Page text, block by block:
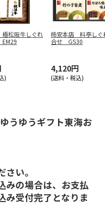
松阪牛しぐれ
)
柿安本店 料亭しぐ
合せ GS30
4,120円
(送料・税込)
うゆうギフト東海お
さい。
みの場合は、お支払
み受付完了となりま